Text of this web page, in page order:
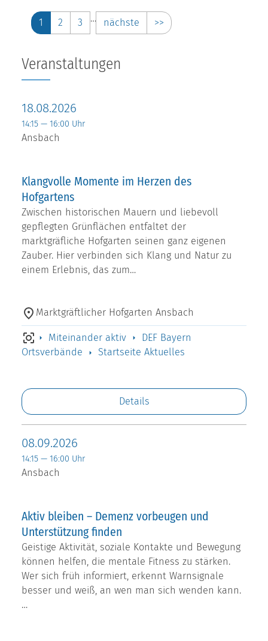
1 2 3 … nächste >>
Veranstaltungen
18.08.2026
14:15 — 16:00 Uhr
Ansbach
Klangvolle Momente im Herzen des
Hofgartens
Zwischen historischen Mauern und liebevoll
gepflegten Grünflächen entfaltet der
marktgräfliche Hofgarten seinen ganz eigenen
Zauber. Hier verbinden sich Klang und Natur zu
einem Erlebnis, das zum…
Marktgräftlicher Hofgarten Ansbach
Miteinander aktiv
DEF Bayern
Ortsverbände
Startseite Aktuelles
Details
08.09.2026
14:15 — 16:00 Uhr
Ansbach
Aktiv bleiben – Demenz vorbeugen und
Unterstützung finden
Geistige Aktivität, soziale Kontakte und Bewegung
können helfen, die mentale Fitness zu stärken.
Wer sich früh informiert, erkennt Warnsignale
besser und weiß, an wen man sich wenden kann.
…